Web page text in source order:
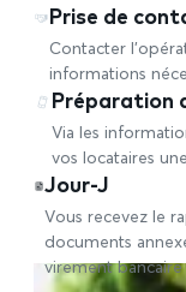
Prise de
Contacter
informations
Préparation
Via les
vos locataires
Jour-J
Vous recevez le
documents
virement